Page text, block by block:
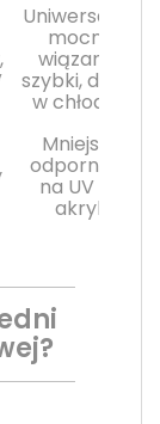
Uniwersalny,
mocne
wiązanie,
szybki, działa
w chłodzie
Mniejsza
odporność
na UV niż
akryl